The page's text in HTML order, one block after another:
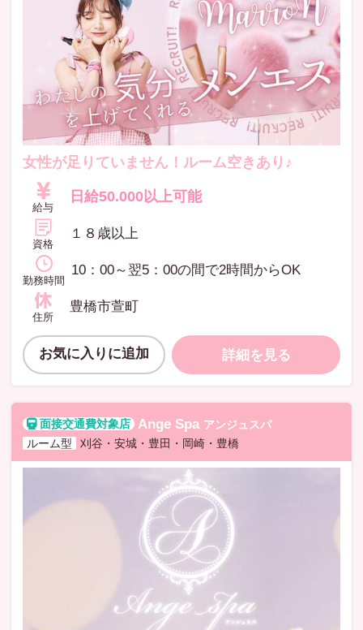
女性が足りていません！ルーム空きあり♪
給与
日給50.000以上可能
資格
１８歳以上
勤務時間
10：00～翌5：00の間で2時間からOK
住所
豊橋市萱町
お気に入りに追加 詳細を見る
Ange Spa アンジュスパ
ルーム型
刈谷・安城・豊田・岡崎・豊橋